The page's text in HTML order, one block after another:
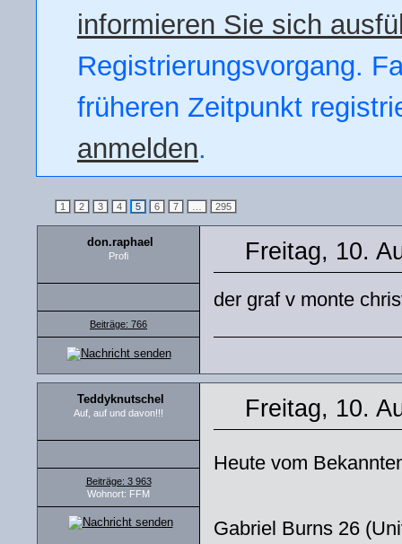
informieren Sie sich
Registrierungsvorgang.
früheren Zeitpunkt
anmelden.
1 2 3 4 5 6 7 … 295
don.raphael
Profi
Beiträge: 766
Freitag, 10.
der graf v monte
Teddyknutschel
Auf, auf und davon!!!
Beiträge: 3 963
Wohnort: FFM
Freitag, 10.
Heute vom
Gabriel Burns 26